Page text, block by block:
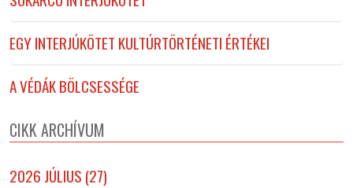
EGY INTERJÚKÖTET KULTÚRTÖRTÉNETI ÉRTÉKEI
A VÉDÁK BÖLCSESSÉGE
CIKK ARCHÍVUM
2026 JÚLIUS (27)